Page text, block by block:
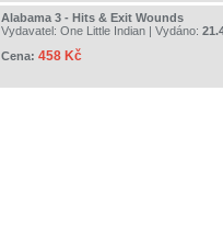
Alabama 3 - Hits & Exit Wounds
Vydavatel: One Little Indian | Vydáno:
Cena: 458 Kč